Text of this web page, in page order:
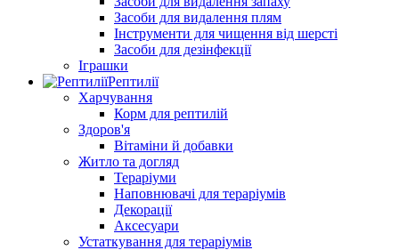
Засоби для видалення плям
Інструменти для чищення від шерсті
Засоби для дезінфекції
Іграшки
Рептилії
Харчування
Корм для рептилій
Здоров'я
Вітаміни й добавки
Житло та догляд
Тераріуми
Наповнювачі для тераріумів
Декорації
Аксесуари
Устаткування для тераріумів